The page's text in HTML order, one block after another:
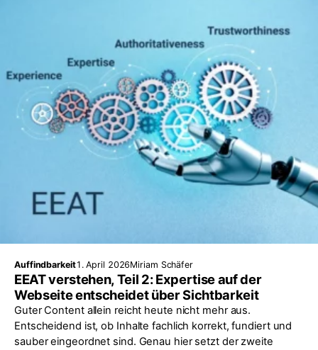
Auffindbarkeit1. April 2026Miriam Schäfer
EEAT verstehen, Teil 2: Expertise auf der
Webseite entscheidet über Sichtbarkeit
Guter Content allein reicht heute nicht mehr aus.
Entscheidend ist, ob Inhalte fachlich korrekt, fundiert und
sauber eingeordnet sind. Genau hier setzt der zweite